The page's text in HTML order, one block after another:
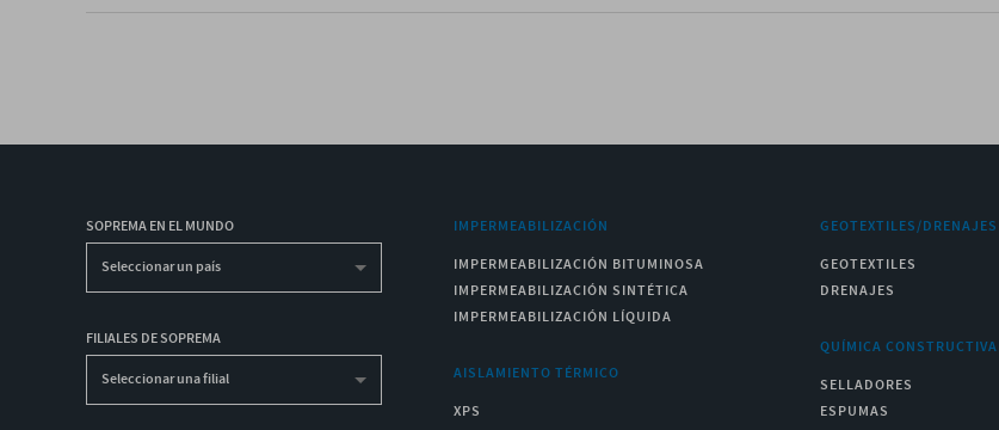
SOPREMA EN EL MUNDO
Seleccionar un país
FILIALES DE SOPREMA
Seleccionar una filial
IMPERMEABILIZACIÓN
IMPERMEABILIZACIÓN BITUMINOSA
IMPERMEABILIZACIÓN SINTÉTICA
IMPERMEABILIZACIÓN LÍQUIDA
AISLAMIENTO TÉRMICO
XPS
GEOTEXTILES/DRENAJES
GEOTEXTILES
DRENAJES
QUÍMICA CONSTRUCTIVA
SELLADORES
ESPUMAS